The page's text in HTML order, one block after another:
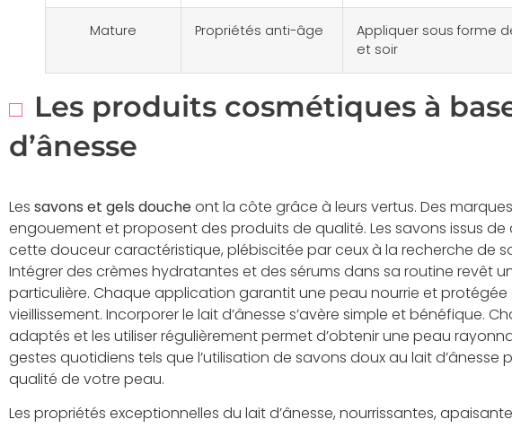
Mature Propriétés anti-âge
Appliquer sous forme
et soir
Les produits cosmétiques à
d’ânesse
Les savons et gels doucheont la côte grâce à leurs vertus. Des
engouement et proposent des produits de qualité. Les savons issus
cette douceur caractéristique, plébiscitée par ceux à la recherche de
Intégrer des crèmes hydratantes et des sérums dans sa routine revêt
particulière. Chaque application garantit une peau nourrie et protégée
vieillissement. Incorporer le lait d’ânesse s’avère simple et bénéfique.
adaptés et les utiliser régulièrement permet d’obtenir une peau
gestes quotidiens tels que l’utilisation de savons doux au lait d’ânesse
qualité de votre peau.
Les propriétés exceptionnelles du lait d’ânesse, nourrissantes,